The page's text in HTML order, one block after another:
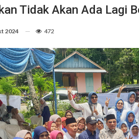
Tidak Akan Ada Lagi
2024 472